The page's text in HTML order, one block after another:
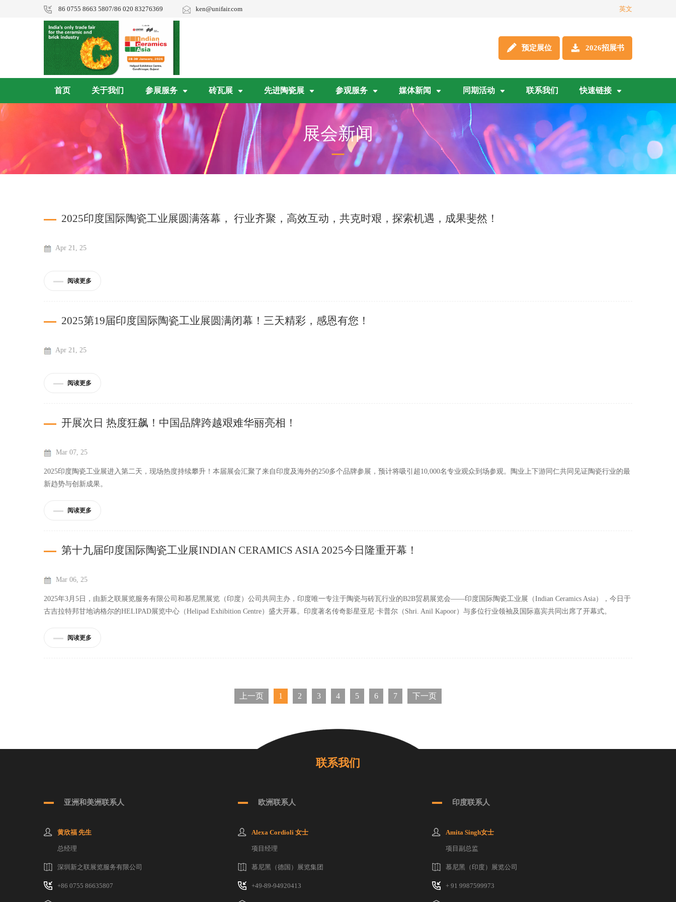
86 0755 8663 5807/86 020 83276369 ken@unifair.com 英文
预定展位 2026招展书
首页 关于我们 参展服务 砖瓦展 先进陶瓷展 参观服务 媒体新闻 同期活动 联系我们 快速链接
展会新闻
2025印度国际陶瓷工业展圆满落幕， 行业齐聚，高效互动，共克时艰，探索机遇，成果斐然！
Apr 21, 25
阅读更多
2025第19届印度国际陶瓷工业展圆满闭幕！三天精彩，感恩有您！
Apr 21, 25
阅读更多
开展次日 热度狂飙！中国品牌跨越艰难华丽亮相！
Mar 07, 25
2025印度陶瓷工业展进入第二天，现场热度持续攀升！本届展会汇聚了来自印度及海外的250多个品牌参展，预计将吸引超10,000名专业观众到场参观。陶业上下游同仁共同见证陶瓷行业的最
新趋势与创新成果。
阅读更多
第十九届印度国际陶瓷工业展INDIAN CERAMICS ASIA 2025今日隆重开幕！
Mar 06, 25
2025年3月5日，由新之联展览服务有限公司和慕尼黑展览（印度）公司共同主办，印度唯一专注于陶瓷与砖瓦行业的B2B贸易展览会——印度国际陶瓷工业展（Indian Ceramics Asia），今日于
古吉拉特邦甘地讷格尔的HELIPAD展览中心（Helipad Exhibition Centre）盛大开幕。印度著名传奇影星亚尼·卡普尔（Shri. Anil Kapoor）与多位行业领袖及国际嘉宾共同出席了开幕式。
阅读更多
上一页 1 2 3 4 5 6 7 下一页
联系我们
亚洲和美洲联系人
黄欣福 先生
总经理
深圳新之联展览服务有限公司
+86 0755 86635807
欧洲联系人
Alexa Cordioli 女士
项目经理
慕尼黑（德国）展览集团
+49-89-94920413
印度联系人
Amita Singh女士
项目副总监
慕尼黑（印度）展览公司
+ 91 9987599973